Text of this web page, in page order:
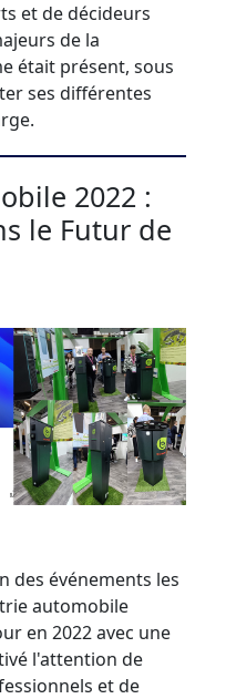
et de décideurs
de la
était présent, sous
ses différentes
2022 :
le Futur de
des événements les
automobile
en 2022 avec une
l'attention de
et de